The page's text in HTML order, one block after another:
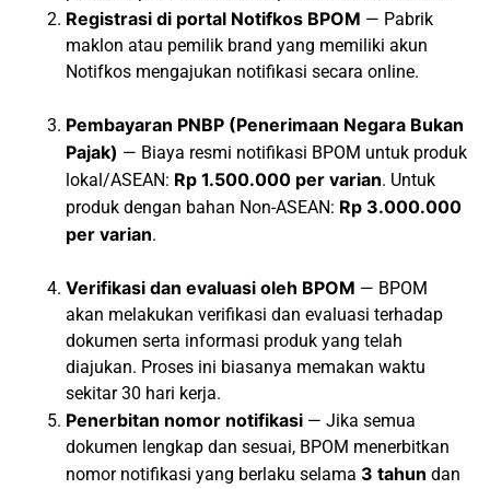
Registrasi di portal Notifkos BPOM — Pabrik
maklon atau pemilik brand yang memiliki akun
Notifkos mengajukan notifikasi secara online.
Pembayaran PNBP (Penerimaan Negara Bukan
Pajak) — Biaya resmi notifikasi BPOM untuk produk
lokal/ASEAN: Rp 1.500.000 per varian. Untuk
produk dengan bahan Non-ASEAN: Rp 3.000.000
per varian.
Verifikasi dan evaluasi oleh BPOM — BPOM
akan melakukan verifikasi dan evaluasi terhadap
dokumen serta informasi produk yang telah
diajukan. Proses ini biasanya memakan waktu
sekitar 30 hari kerja.
Penerbitan nomor notifikasi — Jika semua
dokumen lengkap dan sesuai, BPOM menerbitkan
nomor notifikasi yang berlaku selama 3 tahun dan